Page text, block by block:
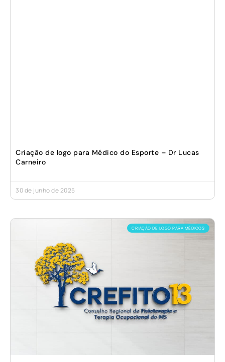
Criação de logo para Médico do Esporte – Dr Lucas
Carneiro
30 de junho de 2025
CRIAÇÃO DE LOGO PARA MÉDICOS